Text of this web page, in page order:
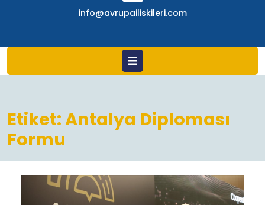
info@avrupailiskileri.com
Open
Etiket:Antalya Diploması
Formu